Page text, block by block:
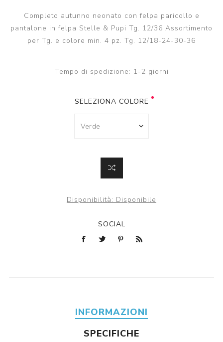
Completo autunno neonato con felpa paricollo e
pantalone in felpa Stelle & Pupi Tg. 12/36 Assortimento
per Tg. e colore min. 4 pz. Tg. 12/18-24-30-36
Tempo di spedizione: 1-2 giorni
SELEZIONA COLORE
Disponibilità: Disponibile
SOCIAL
INFORMAZIONI
SPECIFICHE